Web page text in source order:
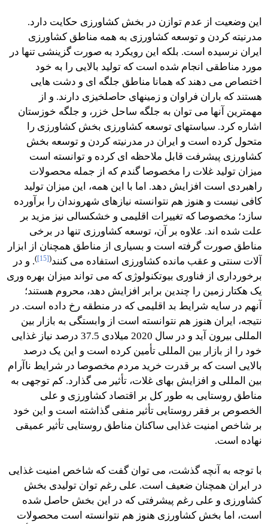
این وضعیت از عدم توازن در بخش کشاورزی حکایت دارد.
مدرنیته کردن و توسعه کشاورزی به همه مناطق کشاورزی
ایران نرسیده است. بلکه این رویکرد به صورت گزینشی تنها در
مورد مناطقی انجام شده است که تولید بالایی را به خود
اختصاص می دهند که همانا مناطق جلگه ای و دشت هایی
هستند که باران فراوان و زمینهای حاصلخیزی دارند. و از
مهمترین آنها می توان به جلگه ساحل خزر، و جلگه خوزستان
اشاره کرد. سیاستهای توسعه کشاورزی بخش کشاورزی را
متحول کرده است و ایران در مدرنیته کردن و توسعه بخش
کشاورزی پیشرفت قابل ملاحظه ای کرده و توانسته است
میزان تولید غلات را مخصوصا گندم که از جمله محصولات
راهبردی است افزایش دهد. اما با این همه، این میزان تولید
کافی نیست و هنوز هم نتوانسته نیازهای شهروندان را برآورده
سازد؛ مخصوصا که تغییرات اقلیمی و خشکسالی نیز مزید بر
علت شده اند. علاوه بر آن، توسعه کشاورزی تنها در برخی
مناطق صورت گرفته است و بسیاری از مناطق همچنان از ابزار
آلات سنتی و عقب مانده کشاورزی استفاده می کنند(
[15]
). و در
برخورداری از فناوری بیوتکنولوژی که می تواند میزان بهره وری
یک هکتار زمین را چندین برابر افزایش دهد، محروم هستند؛
آنهم در سایه شرایط بد اقلیمی که در منطقه رخ داده است. در
نتیجه، ایران هنوز هم نتوانسته است از وابستگی به بازار بین
المللی بیرون آید و در سال 2020 میلادی 37.5 درصد نیاز غذایی
خود را از بازار بین المللی تأمین کرده است و این یک درصد
بالایی است که بر قدرت خرید مردم مخصوصا در شرایط ناآرام
بین المللی و افزایش بهای غلات، تأثیر می گذارد. کم توجهی به
مناطق روستایی به طور کل بر اقتصاد کشاورزی و علی
الخصوص بر فقر روستایی تأثیر منفی گذاشته است و این خود
بر شاخص امنیت غذایی ساکنان مناطق روستایی تأثیر عمیقی
نهاده است.
با توجه به آنچه گذشت، می توان گفت که شاخص امنیت غذایی
در ایران همچنان ضعیف است. علی رغم توان تولیدی بخش
کشاورزی و علی رغم پیشرفتی که در این بخش حاصل شده
است، اما بخش کشاورزی هنوز هم نتوانسته است محصولات